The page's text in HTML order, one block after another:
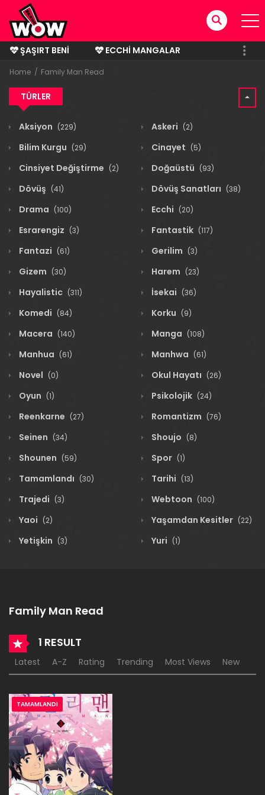
ŞAŞIRT BENI
ECCHI MANGALAR
BITMIŞ MANGALAR
Home Family Man Read
TÜRLER
Aksiyon (229) Askeri (2)
Bilim Kurgu (29) Cinayet (5)
Cinsiyet Değiştirme (2) Doğaüstü (93)
Dövüş (41) Dövüş Sanatları (38)
Drama (100) Ecchi (20)
Esrarengiz (3) Fantastik (117)
Fantazi (61) Gerilim (3)
Gizem (30) Harem (23)
Hayalistic (311) İsekai (36)
Komedi (84) Korku (9)
Macera (140) Manga (108)
Manhua (61) Manhwa (61)
Novel (0) Okul Hayatı (26)
Oyun (1) Psikolojik (24)
Reenkarne (27) Romantizm (76)
Seinen (34) Shoujo (8)
Shounen (59) Spor (1)
Tamamlandı (30) Tarihi (13)
Trajedi (3) Webtoon (100)
Yaoi (2) Yaşamdan Kesitler (22)
Yetişkin (3) Yuri (1)
Family Man Read
1 RESULT
Latest A-Z Rating Trending Most Views New
TAMAMLANDI